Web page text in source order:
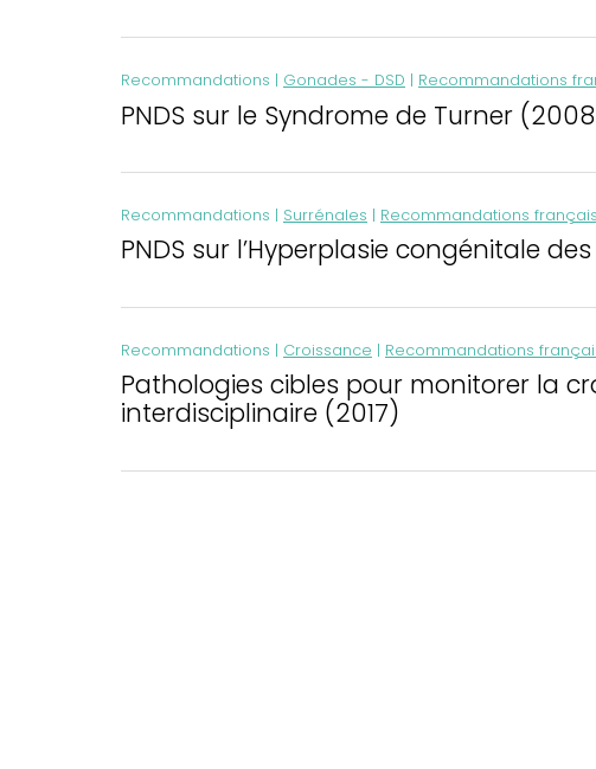
Recommandations | Gonades - DSD | Recommandations
PNDS sur le Syndrome de Turner
Recommandations | Surrénales | Recommandations
PNDS sur l’Hyperplasie congénitale
Recommandations | Croissance | Recommandations
Pathologies cibles pour monitorer la
interdisciplinaire (2017)